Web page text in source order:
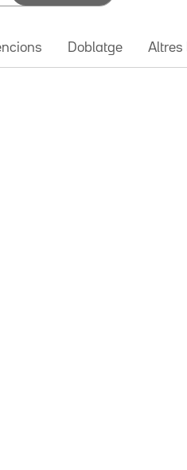
Doblatge Altres